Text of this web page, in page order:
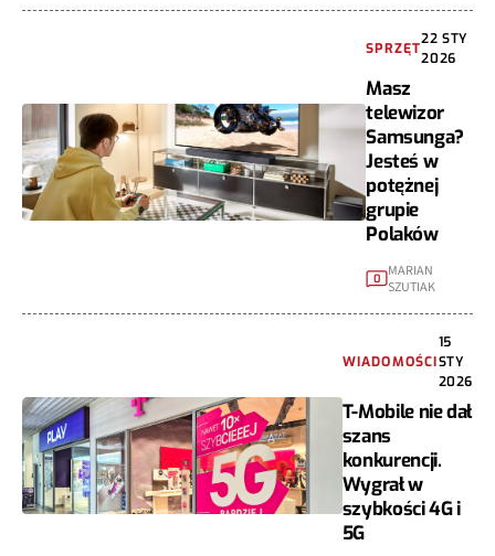
SPRZĘT
22 STY
2026
Masz
telewizor
Samsunga?
Jesteś w
potężnej
grupie
Polaków
0
MARIAN
SZUTIAK
WIADOMOŚCI
15
STY
2026
T-Mobile nie dał
szans
konkurencji.
Wygrał w
szybkości 4G i
5G